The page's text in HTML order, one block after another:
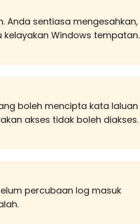
Anda sentiasa mengesahkan,
Windows tempatan.
boleh mencipta kata laluan
akses tidak boleh diakses.
percubaan log masuk